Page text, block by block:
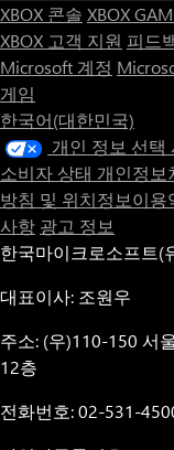
XBOX 콘솔 XBOX
XBOX 고객 지원 피드
Microsoft 계정
게임
한국어(대한민국)
개인 정보 선택
소비자 상태 개인정보
방침 및 위치정보이용
사항 광고 정보
한국마이크로소프트(
대표이사: 조원우
주소: (우)110-150 서
12층
전화번호: 02-531-